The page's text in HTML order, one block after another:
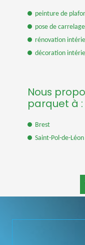
peinture de
pose de
rénovation
décoration
Nous
parquet à :
Brest
Saint-Pol-de-Léon